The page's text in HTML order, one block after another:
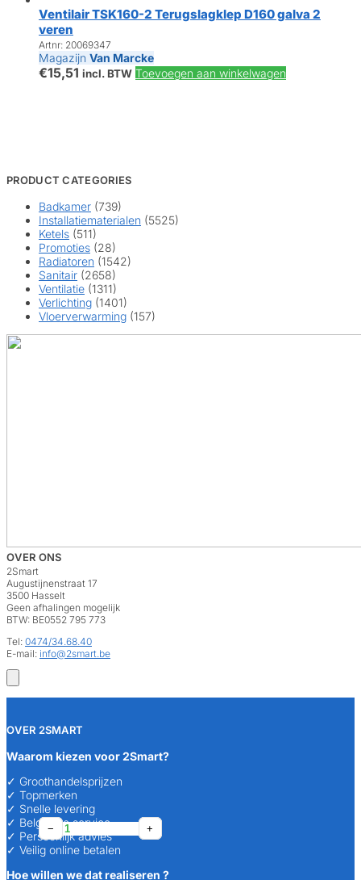
−
Ventilair
INNO125RP
overspraakdemper
+
−
Ventilair
RDR125
15-
+
−
Ventilair
RDR125
50-
+
−
Ventilair
RDR160
100-
+
−
Ventilair
TSK150-
4
terugslagklep
+
Ventilair TSK160-2 Terugslagklep D160 galva 2
veren
Artnr: 20069347
Magazijn Van Marcke
€15,51 incl. BTW
−
Ventilair
TSK160-
2
Terugslagklep
+
Toevoegen aan winkelwagen
PRODUCT CATEGORIES
Badkamer (739)
Installatiematerialen (5525)
Ketels (511)
Promoties (28)
Radiatoren (1542)
Sanitair (2658)
Ventilatie (1311)
Verlichting (1401)
Vloerverwarming (157)
OVER ONS
2Smart
Augustijnenstraat 17
3500 Hasselt
Geen afhalingen mogelijk
BTW: BE0552 795 773
Tel: 0474/34.68.40
E-mail: info@2smart.be
OVER 2SMART
Waarom kiezen voor 2Smart?
✓ Groothandelsprijzen
✓ Topmerken
✓ Snelle levering
✓ Belgische service
✓ Persoonlijk advies
✓ Veilig online betalen
Hoe willen we dat realiseren ?